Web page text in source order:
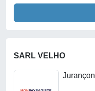
SARL VELHO
Jurançon